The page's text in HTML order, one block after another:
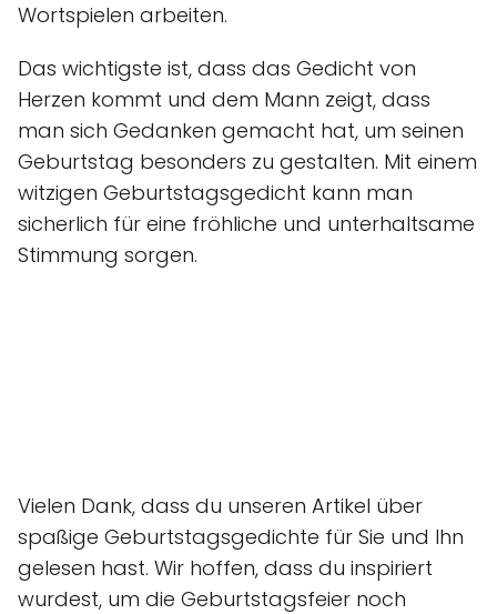
Wortspielen arbeiten.
Das wichtigste ist, dass das Gedicht von
Herzen kommt und dem Mann zeigt, dass
man sich Gedanken gemacht hat, um seinen
Geburtstag besonders zu gestalten. Mit einem
witzigen Geburtstagsgedicht kann man
sicherlich für eine fröhliche und unterhaltsame
Stimmung sorgen.
Vielen Dank, dass du unseren Artikel über
spaßige Geburtstagsgedichte für Sie und Ihn
gelesen hast. Wir hoffen, dass du inspiriert
wurdest, um die Geburtstagsfeier noch